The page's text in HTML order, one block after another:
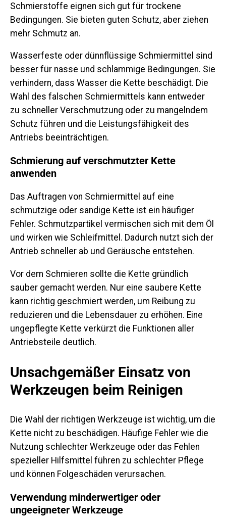
Schmierstoffe eignen sich gut für trockene
Bedingungen. Sie bieten guten Schutz, aber ziehen
mehr Schmutz an.
Wasserfeste oder dünnflüssige Schmiermittel sind
besser für nasse und schlammige Bedingungen. Sie
verhindern, dass Wasser die Kette beschädigt. Die
Wahl des falschen Schmiermittels kann entweder
zu schneller Verschmutzung oder zu mangelndem
Schutz führen und die Leistungsfähigkeit des
Antriebs beeinträchtigen.
Schmierung auf verschmutzter Kette
anwenden
Das Auftragen von Schmiermittel auf eine
schmutzige oder sandige Kette ist ein häufiger
Fehler. Schmutzpartikel vermischen sich mit dem Öl
und wirken wie Schleifmittel. Dadurch nutzt sich der
Antrieb schneller ab und Geräusche entstehen.
Vor dem Schmieren sollte die Kette gründlich
sauber gemacht werden. Nur eine saubere Kette
kann richtig geschmiert werden, um Reibung zu
reduzieren und die Lebensdauer zu erhöhen. Eine
ungepflegte Kette verkürzt die Funktionen aller
Antriebsteile deutlich.
Unsachgemäßer Einsatz von
Werkzeugen beim Reinigen
Die Wahl der richtigen Werkzeuge ist wichtig, um die
Kette nicht zu beschädigen. Häufige Fehler wie die
Nutzung schlechter Werkzeuge oder das Fehlen
spezieller Hilfsmittel führen zu schlechter Pflege
und können Folgeschäden verursachen.
Verwendung minderwertiger oder
ungeeigneter Werkzeuge